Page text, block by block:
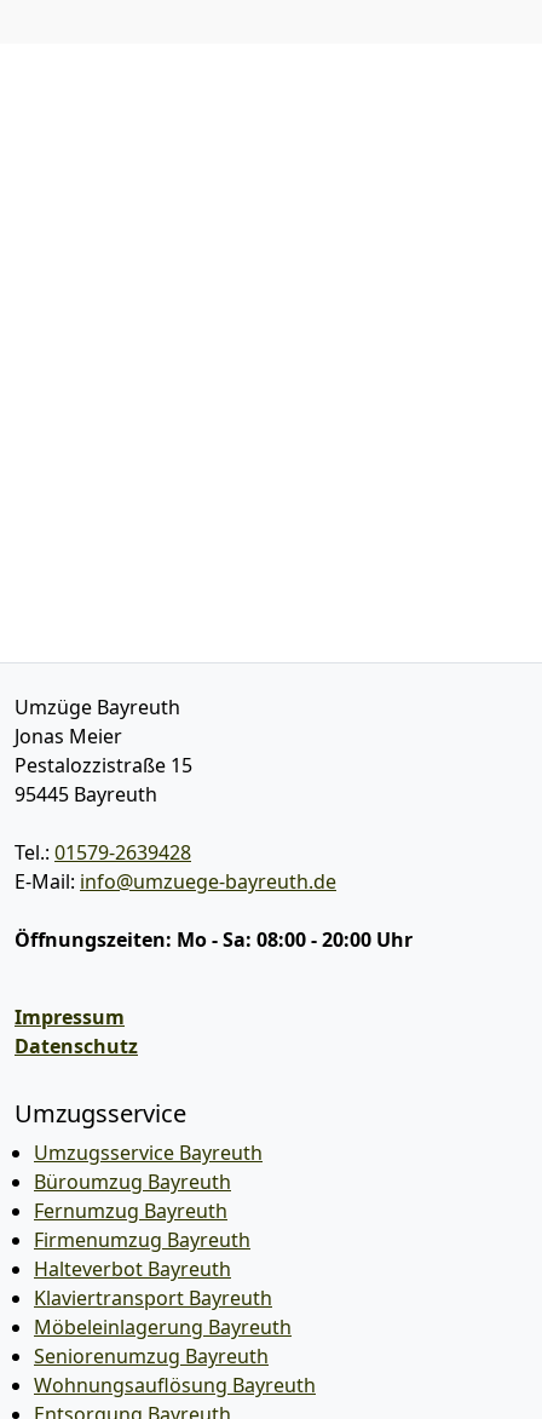
Umzüge Bayreuth
Jonas Meier
Pestalozzistraße 15
95445 Bayreuth
Tel.: 01579-2639428
E-Mail: info@umzuege-bayreuth.de
Öffnungszeiten: Mo - Sa: 08:00 - 20:00 Uhr
Impressum
Datenschutz
Umzugsservice
Umzugsservice Bayreuth
Büroumzug Bayreuth
Fernumzug Bayreuth
Firmenumzug Bayreuth
Halteverbot Bayreuth
Klaviertransport Bayreuth
Möbeleinlagerung Bayreuth
Seniorenumzug Bayreuth
Wohnungsauflösung Bayreuth